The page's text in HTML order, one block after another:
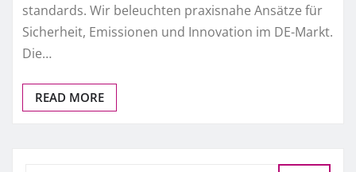
standards. Wir beleuchten praxisnahe Ansätze für
Sicherheit, Emissionen und Innovation im DE-Markt.
Die…
READ MORE